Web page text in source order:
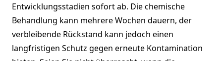
Entwicklungsstadien sofort ab. Die chemische
Behandlung kann mehrere Wochen dauern, der
verbleibende Rückstand kann jedoch einen
langfristigen Schutz gegen erneute Kontamination